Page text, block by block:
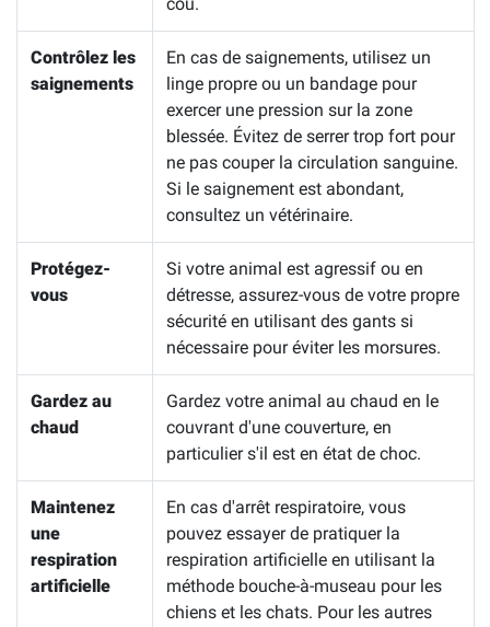
Contrôlez les
saignements
En cas de saignements, utilisez un
linge propre ou un bandage pour
exercer une pression sur la zone
blessée. Évitez de serrer trop fort pour
ne pas couper la circulation sanguine.
Si le saignement est abondant,
consultez un vétérinaire.
Protégez-
vous
Si votre animal est agressif ou en
détresse, assurez-vous de votre propre
sécurité en utilisant des gants si
nécessaire pour éviter les morsures.
Gardez au
chaud
Gardez votre animal au chaud en le
couvrant d'une couverture, en
particulier s'il est en état de choc.
Maintenez
une
respiration
artificielle
En cas d'arrêt respiratoire, vous
pouvez essayer de pratiquer la
respiration artificielle en utilisant la
méthode bouche-à-museau pour les
chiens et les chats. Pour les autres